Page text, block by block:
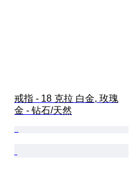
戒指 - 18 克拉 白金, 玫瑰
金 - 钻石/天然